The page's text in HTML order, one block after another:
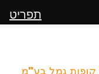
תפריט